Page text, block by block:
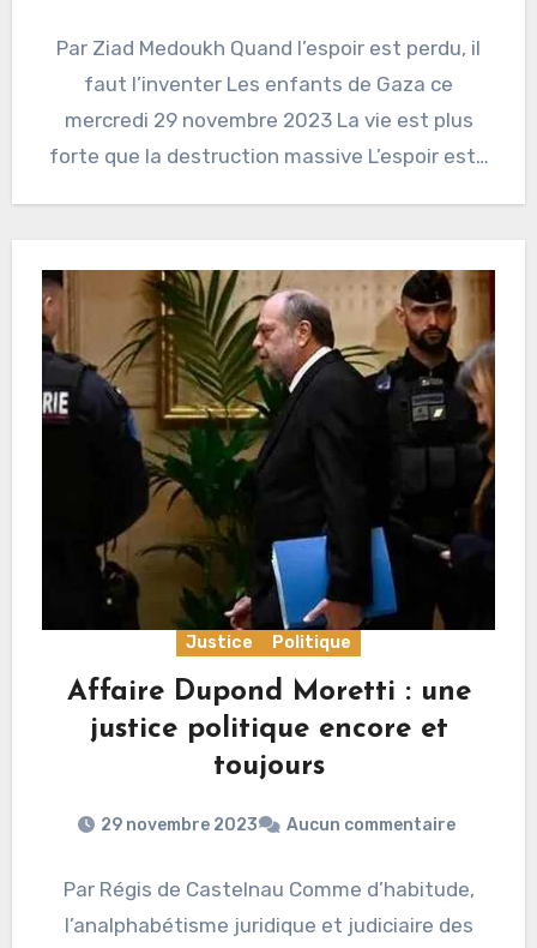
Par Ziad Medoukh Quand l’espoir est perdu, il
faut l’inventer Les enfants de Gaza ce
mercredi 29 novembre 2023 La vie est plus
forte que la destruction massive L’espoir est…
Justice Politique
Affaire Dupond Moretti : une
justice politique encore et
toujours
29 novembre 2023 Aucun commentaire
Par Régis de Castelnau Comme d’habitude,
l’analphabétisme juridique et judiciaire des